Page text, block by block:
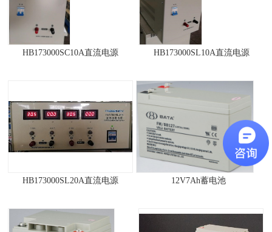
HB173000SC10A直流电源 HB173000SL10A直流电源
HB173000SL20A直流电源 12V7Ah蓄电池